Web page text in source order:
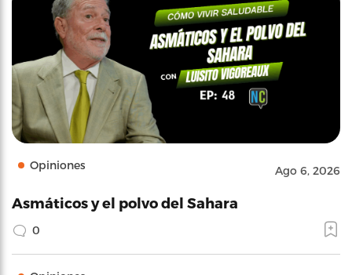
Opiniones Ago 6, 2026
Asmáticos y el polvo del Sahara
0